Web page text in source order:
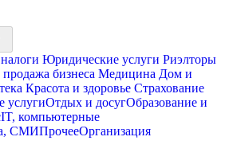
Юридические услуги Риэлторы
бизнеса Медицина Дом и
Красота и здоровье Страхование
услугиОтдых и досугОбразование и
IT, компьютерные
СМИПрочееОрганизация